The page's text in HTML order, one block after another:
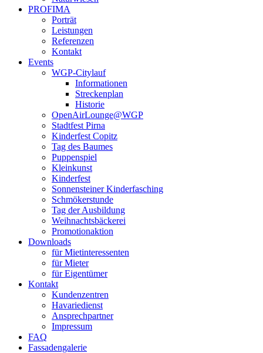
PROFIMA
Porträt
Leistungen
Referenzen
Kontakt
Events
WGP-Citylauf
Informationen
Streckenplan
Historie
OpenAirLounge@WGP
Stadtfest Pirna
Kinderfest Copitz
Tag des Baumes
Puppenspiel
Kleinkunst
Kinderfest
Sonnensteiner Kinderfasching
Schmökerstunde
Tag der Ausbildung
Weihnachtsbäckerei
Promotionaktion
Downloads
für Mietinteressenten
für Mieter
für Eigentümer
Kontakt
Kundenzentren
Havariedienst
Ansprechpartner
Impressum
FAQ
Fassadengalerie